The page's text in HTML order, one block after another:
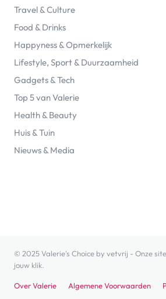
Travel & Culture
Food & Drinks
Happyness & Opmerkelijk
Lifestyle, Sport & Duurzaamheid
Gadgets & Tech
Top 5 van Valerie
Health & Beauty
Huis & Tuin
Nieuws & Media
© 2025 Valerie's Choice by vetvrij - Onze
jouw klik.
Over Valerie Algemene Voorwaarden